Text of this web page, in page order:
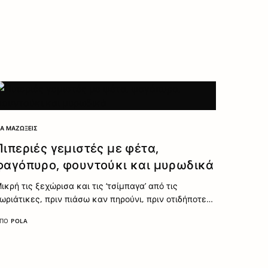
ΜΑΖΏΞΕΙΣ
γεμιστές με φέτα,
φουντούκι και μυρωδικά
τις ξεχώρισα και τις ‘τσίμπαγα’ από τις
πριν πιάσω καν πηρούνι, πριν οτιδήποτε…
POLA